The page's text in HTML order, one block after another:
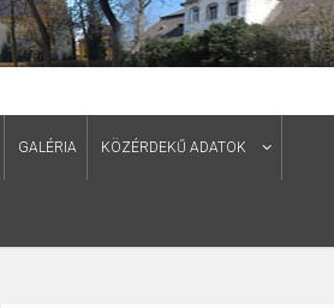
GALÉRIA KÖZÉRDEKŰ ADATOK